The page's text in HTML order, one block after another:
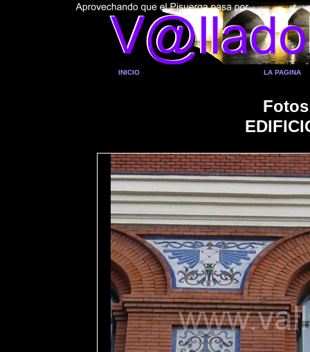
INICIO LA PAGINA